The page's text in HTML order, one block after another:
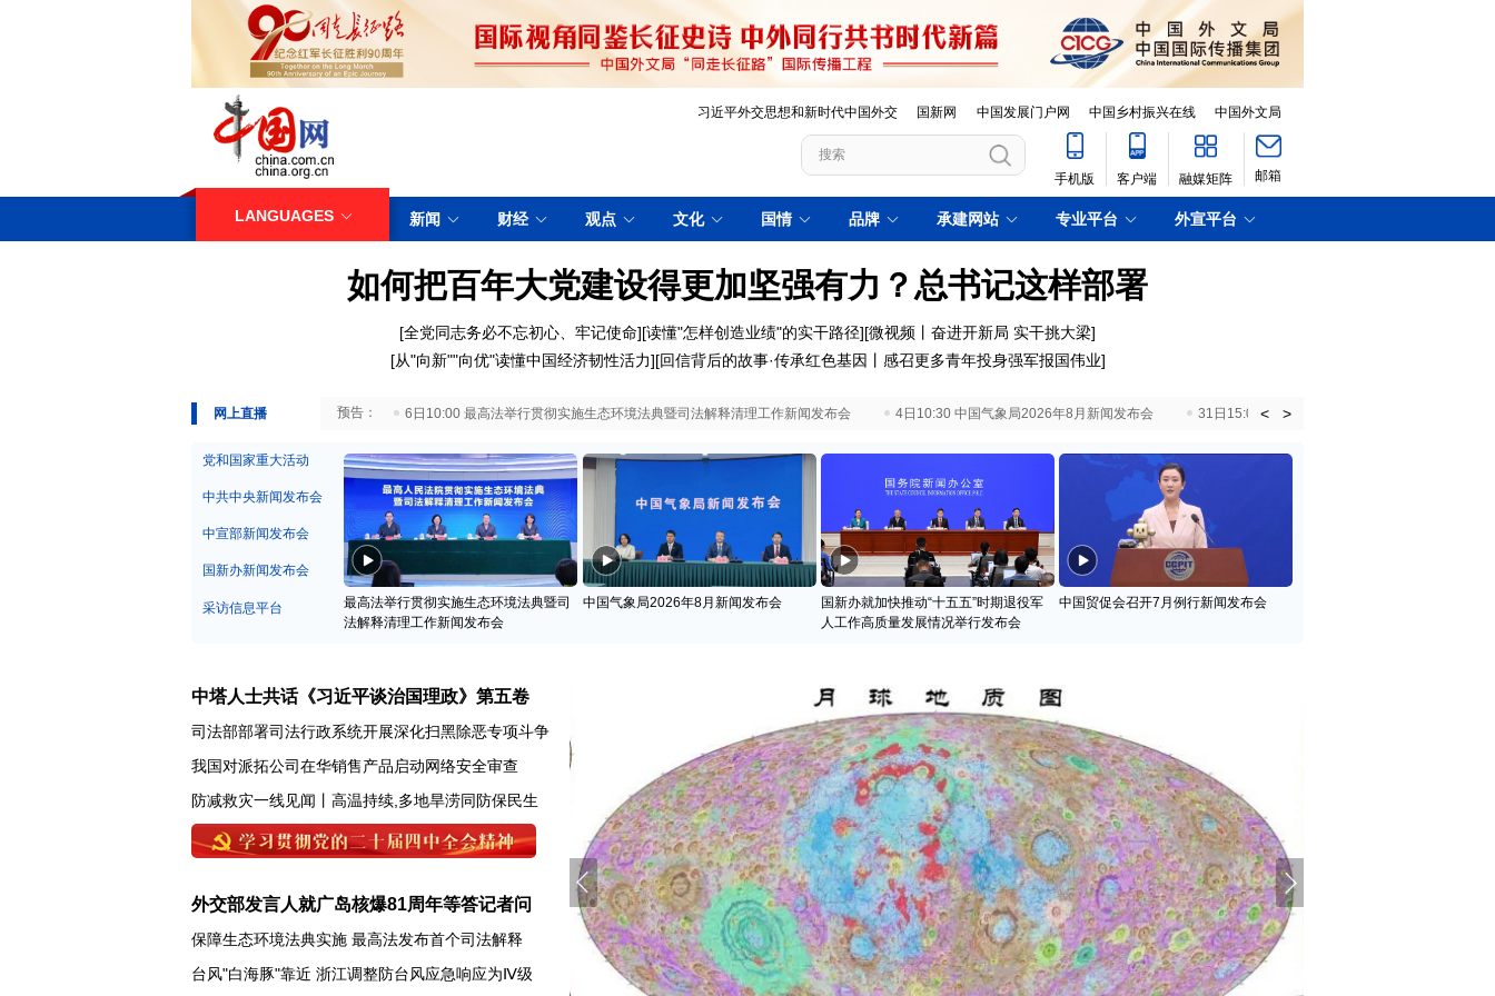
习近平外交思想和新时代中国外交 国新网 中国发展门户网 中国乡村振兴在线 中国外文局
手机版 客户端 融媒矩阵 邮箱
LANGUAGES 新闻 财经 观点 文化 国情 品牌 承建网站 专业平台 外宣平台
如何把百年大党建设得更加坚强有力？总书记这样部署
[全党同志务必不忘初心、牢记使命][读懂"怎样创造业绩"的实干路径][微视频丨奋进开新局 实干挑大梁]
[从"向新""向优"读懂中国经济韧性活力][回信背后的故事·传承红色基因丨感召更多青年投身强军报国伟业]
网上直播
29日10:00 国务院台湾事务办公室7月29日举行新闻发布会 6日10:00 最高法举行贯彻实施生态环境法典暨司法解释清理工作新闻发布会 4日10:30 中国气象局2026年8月新闻发布会 31日15:00 国新办就加快推动“十五五”时期退役
< >
党和国家重大活动
中共中央新闻发布会
中宣部新闻发布会
国新办新闻发布会
采访信息平台
最高法举行贯彻实施生态环境法典暨司
法解释清理工作新闻发布会
中国气象局2026年8月新闻发布会
国新办就加快推动“十五五”时期退役军
人工作高质量发展情况举行发布会
中国贸促会召开7月例行新闻发布会
中塔人士共话《习近平谈治国理政》第五卷
司法部部署司法行政系统开展深化扫黑除恶专项斗争
我国对派拓公司在华销售产品启动网络安全审查
防减救灾一线见闻丨高温持续,多地旱涝同防保民生
外交部发言人就广岛核爆81周年等答记者问
保障生态环境法典实施 最高法发布首个司法解释
台风"白海豚"靠近 浙江调整防台风应急响应为Ⅳ级